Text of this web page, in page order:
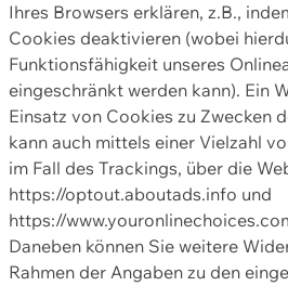
Ihres Browsers erklären, z.B.,
Cookies deaktivieren (wobei
Funktionsfähigkeit unseres
eingeschränkt werden kann). Ein
Einsatz von Cookies zu Zwecken
kann auch mittels einer Vielzahl
im Fall des Trackings, über die
https://optout.aboutads.info und
https://
Daneben können Sie weitere
Rahmen der Angaben zu den